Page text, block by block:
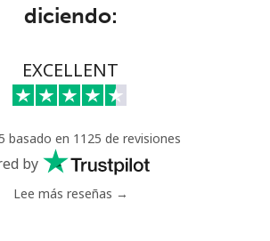
84 min por ⁦$5⁩
diciendo:
EXCELLENT
basado en 1125 de revisiones
by
Lee más reseñas →